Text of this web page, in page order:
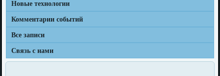
Новые технологии
Комментарии событий
Все записи
Связь с нами